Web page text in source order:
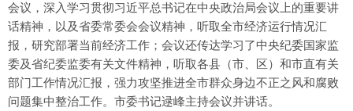
会议，深入学习贯彻习近平总书记在中央政治局会议上的重要讲
话精神，以及省委常委会会议精神，听取全市经济运行情况汇
报，研究部署当前经济工作；会议还传达学习了中央纪委国家监
委及省纪委监委有关文件精神，听取各县（市、区）和市直有关
部门工作情况汇报，强力攻坚推进全市群众身边不正之风和腐败
问题集中整治工作。市委书记逯峰主持会议并讲话。